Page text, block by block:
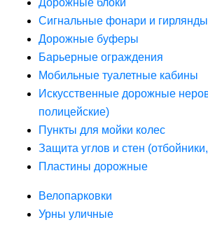
Дорожные блоки
Сигнальные фонари и гирлянды
Дорожные буферы
Барьерные ограждения
Мобильные туалетные кабины
Искусственные дорожные
полицейские)
Пункты для мойки колес
Защита углов и стен
Пластины дорожные
Велопарковки
Урны уличные